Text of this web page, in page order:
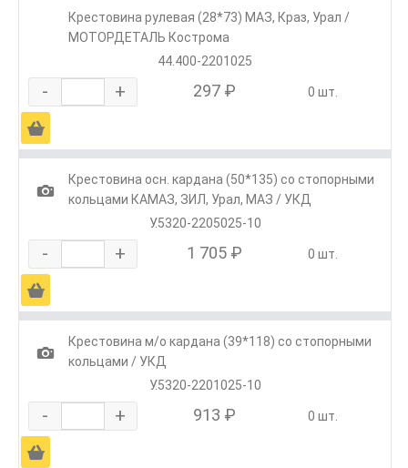
Крестовина рулевая (28*73) МАЗ, Краз, Урал /
МОТОРДЕТАЛЬ Кострома
44.400-2201025
- + 297 ₽ 0 шт.
Ä
1
Крестовина осн. кардана (50*135) со стопорными
кольцами КАМАЗ, ЗИЛ, Урал, МАЗ / УКД
У.5320-2205025-10
- + 1 705 ₽ 0 шт.
Ä
1
Крестовина м/о кардана (39*118) со стопорными
кольцами / УКД
У.5320-2201025-10
- + 913 ₽ 0 шт.
Ä